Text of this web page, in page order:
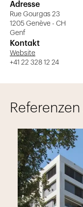
Adresse
Rue Gourgas 23
1205 Genève - CH
Genf
Kontakt
Website
+41 22 328 12 24